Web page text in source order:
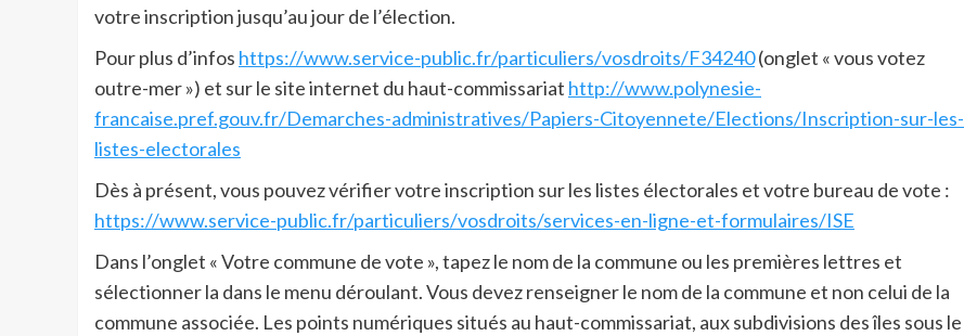
votre inscription jusqu’au jour de l’élection.
Pour plus d’infos https://www.service-public.fr/particuliers/vosdroits/F34240(onglet « vous votez
outre-mer ») et sur le site internet du haut-commissariat http://www.polynesie-
francaise.pref.gouv.fr/Demarches-administratives/Papiers-Citoyennete/Elections/Inscription-sur-les-
listes-electorales
Dès à présent, vous pouvez vérifier votre inscription sur les listes électorales et votre bureau de vote :
https://www.service-public.fr/particuliers/vosdroits/services-en-ligne-et-formulaires/ISE
Dans l’onglet « Votre commune de vote », tapez le nom de la commune ou les premières lettres et
sélectionner la dans le menu déroulant. Vous devez renseigner le nom de la commune et non celui de la
commune associée. Les points numériques situés au haut-commissariat, aux subdivisions des îles sous le